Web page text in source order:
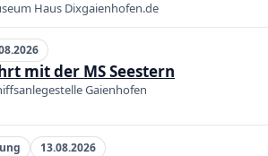
Haus Dixgaienhofen.de
mit der MS Seestern
Gaienhofen
13.08.2026